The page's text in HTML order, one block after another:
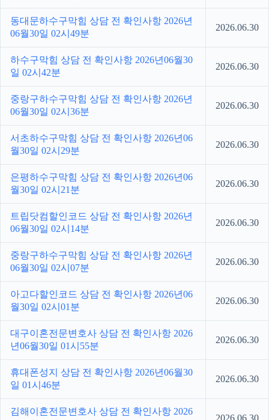
동대문하수구막힘 상담 전 확인사항 2026년
06월30일 02시49분
2026.06.30
하수구막힘 상담 전 확인사항 2026년06월30
일 02시42분
2026.06.30
중랑구하수구막힘 상담 전 확인사항 2026년
06월30일 02시36분
2026.06.30
서초하수구막힘 상담 전 확인사항 2026년06
월30일 02시29분
2026.06.30
은평하수구막힘 상담 전 확인사항 2026년06
월30일 02시21분
2026.06.30
트립닷컴할인코드 상담 전 확인사항 2026년
06월30일 02시14분
2026.06.30
중랑구하수구막힘 상담 전 확인사항 2026년
06월30일 02시07분
2026.06.30
아고다할인코드 상담 전 확인사항 2026년06
월30일 02시01분
2026.06.30
대구이혼전문변호사 상담 전 확인사항 2026
년06월30일 01시55분
2026.06.30
휴대폰성지 상담 전 확인사항 2026년06월30
일 01시46분
2026.06.30
김해이혼전문변호사 상담 전 확인사항 2026
2026.06.30